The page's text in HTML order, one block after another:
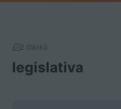
2 článků
legislativa